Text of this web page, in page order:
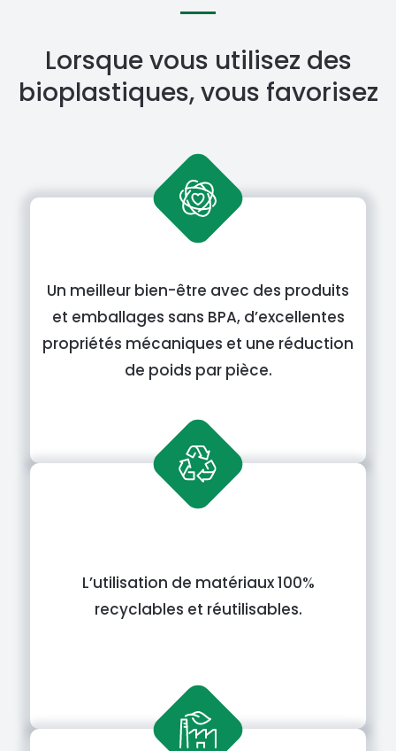
Lorsque vous utilisez des
bioplastiques, vous favorisez
Un meilleur bien-être avec des produits
et emballages sans BPA, d’excellentes
propriétés mécaniques et une réduction
de poids par pièce.
L’utilisation de matériaux 100%
recyclables et réutilisables.